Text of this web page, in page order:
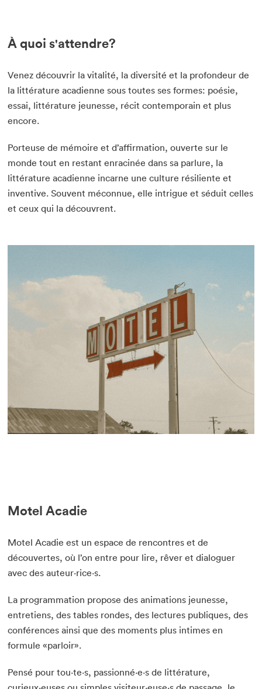
Que cherchez-vous?
À quoi s'attendre?
Venez découvrir la vitalité, la diversité et la profondeur de
la littérature acadienne sous toutes ses formes: poésie,
essai, littérature jeunesse, récit contemporain et plus
encore.
Porteuse de mémoire et d’affirmation, ouverte sur le
monde tout en restant enracinée dans sa parlure, la
littérature acadienne incarne une culture résiliente et
inventive. Souvent méconnue, elle intrigue et séduit celles
et ceux qui la découvrent.
Motel Acadie
Motel Acadie est un espace de rencontres et de
découvertes, où l’on entre pour lire, rêver et dialoguer
avec des auteur·rice·s.
La programmation propose des animations jeunesse,
entretiens, des tables rondes, des lectures publiques, des
conférences ainsi que des moments plus intimes en
formule «parloir».
Pensé pour tou·te·s, passionné·e·s de littérature,